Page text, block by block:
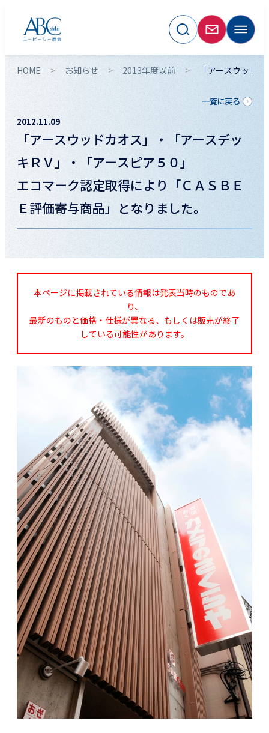
HOME お知らせ 2013年度以前 「アースウッド
2012.11.09
「アースウッドカオス」・「アースデッ
キＲＶ」・「アースピア５０」
エコマーク認定取得により「ＣＡＳＢＥ
Ｅ評価寄与商品」となりました。
一覧に戻る
本ページに掲載されている情報は発表当時のものであ
り、
最新のものと価格・仕様が異なる、もしくは販売が終了
している可能性があります。